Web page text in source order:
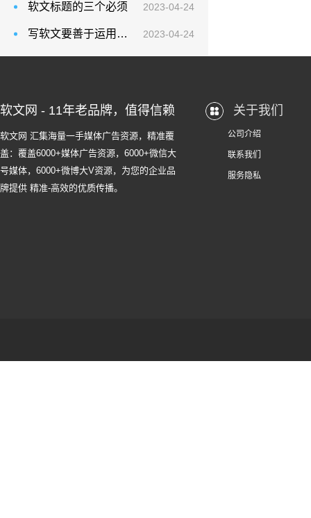
软文标题的三个必须 2023-04-24
写软文要善于运用新闻词 2023-04-24
软文网 - 11年老品牌，值得信赖
软文网 汇集海量一手媒体广告资源，精准覆
盖：覆盖6000+媒体广告资源，6000+微信大
号媒体，6000+微博大V资源，为您的企业品
牌提供 精准-高效的优质传播。
关于我们
公司介绍
联系我们
服务隐私